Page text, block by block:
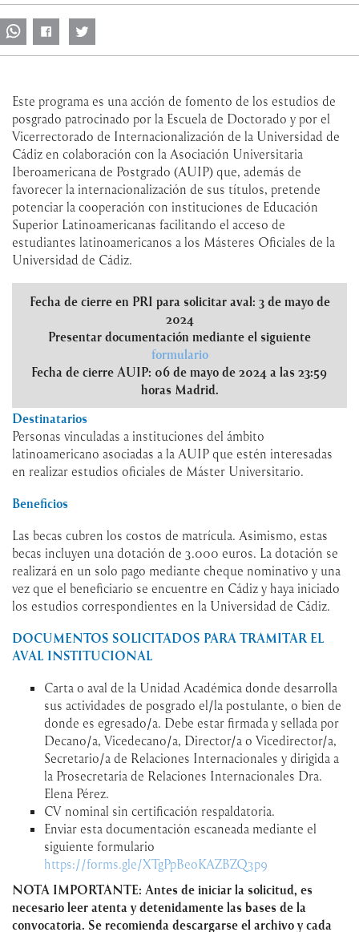
Este programa es una acción de fomento de los estudios de
posgrado patrocinado por la Escuela de Doctorado y por el
Vicerrectorado de Internacionalización de la Universidad de
Cádiz en colaboración con la Asociación Universitaria
Iberoamericana de Postgrado (AUIP) que, además de
favorecer la internacionalización de sus títulos, pretende
potenciar la cooperación con instituciones de Educación
Superior Latinoamericanas facilitando el acceso de
estudiantes latinoamericanos a los Másteres Oficiales de la
Universidad de Cádiz.
Fecha de cierre en PRI para solicitar aval: 3 de mayo de
2024
Presentar documentación mediante el siguiente
formulario
Fecha de cierre AUIP: 06 de mayo de 2024 a las 23:59
horas Madrid.
Destinatarios
Personas vinculadas a instituciones del ámbito
latinoamericano asociadas a la AUIP que estén interesadas
en realizar estudios oficiales de Máster Universitario.
Beneficios
Las becas cubren los costos de matrícula. Asimismo, estas
becas incluyen una dotación de 3.000 euros. La dotación se
realizará en un solo pago mediante cheque nominativo y una
vez que el beneficiario se encuentre en Cádiz y haya iniciado
los estudios correspondientes en la Universidad de Cádiz.
DOCUMENTOS SOLICITADOS PARA TRAMITAR EL
AVAL INSTITUCIONAL
Carta o aval de la Unidad Académica donde desarrolla
sus actividades de posgrado el/la postulante, o bien de
donde es egresado/a. Debe estar firmada y sellada por
Decano/a, Vicedecano/a, Director/a o Vicedirector/a,
Secretario/a de Relaciones Internacionales y dirigida a
la Prosecretaria de Relaciones Internacionales Dra.
Elena Pérez.
CV nominal sin certificación respaldatoria.
Enviar esta documentación escaneada mediante el
siguiente formulario
https://forms.gle/XTgPpBeoKAZBZQ3p9
NOTA IMPORTANTE: Antes de iniciar la solicitud, es
necesario leer atenta y detenidamente las bases de la
convocatoria. Se recomienda descargarse el archivo y cada